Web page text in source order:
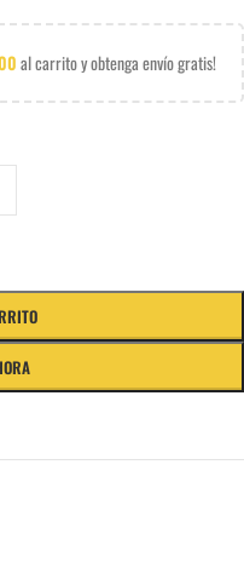
al carrito y obtenga envío gratis!